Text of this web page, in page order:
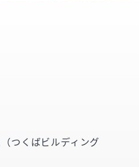
つくばビルディング